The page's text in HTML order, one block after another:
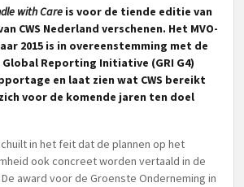
with Care is voor de tiende editie van
CWS Nederland verschenen. Het MVO-
2015 is in overeenstemming met de
Reporting Initiative (GRI G4)
en laat zien wat CWS bereikt
zich voor de komende jaren ten doel
in het feit dat de plannen op het
ook concreet worden vertaald in de
award voor de Groenste Onderneming in